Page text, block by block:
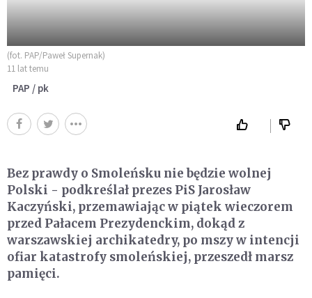
(fot. PAP/Paweł Supernak)
11 lat temu
PAP / pk
Bez prawdy o Smoleńsku nie będzie wolnej
Polski - podkreślał prezes PiS Jarosław
Kaczyński, przemawiając w piątek wieczorem
przed Pałacem Prezydenckim, dokąd z
warszawskiej archikatedry, po mszy w intencji
ofiar katastrofy smoleńskiej, przeszedł marsz
pamięci.